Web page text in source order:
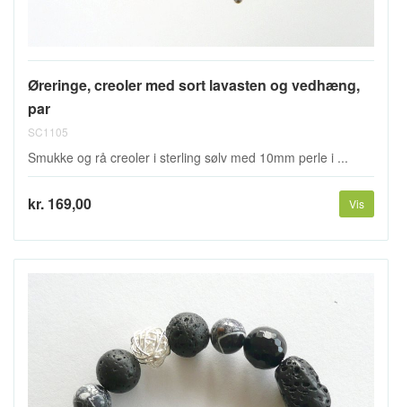
Øreringe, creoler med sort lavasten og vedhæng,
par
SC1105
Smukke og rå creoler i sterling sølv med 10mm perle i ...
kr. 169,00 Vis